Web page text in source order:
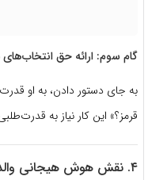
گام سوم: ارائه حق
به جای دستور دادن، به او
قرمز؟» این کار نیاز به
۴. نقش هوش هیجانی والدین در تربیت